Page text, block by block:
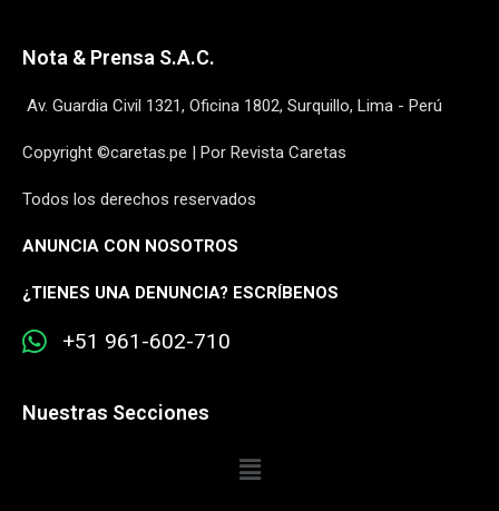
Nota & Prensa S.A.C.
Av. Guardia Civil 1321, Oficina 1802, Surquillo, Lima - Perú
Copyright ©caretas.pe | Por Revista Caretas
Todos los derechos reservados
ANUNCIA CON NOSOTROS
¿TIENES UNA DENUNCIA? ESCRÍBENOS
+51 961-602-710
Nuestras Secciones